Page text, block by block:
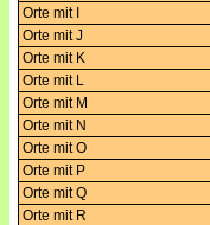
Orte mit I
Orte mit J
Orte mit K
Orte mit L
Orte mit M
Orte mit N
Orte mit O
Orte mit P
Orte mit Q
Orte mit R